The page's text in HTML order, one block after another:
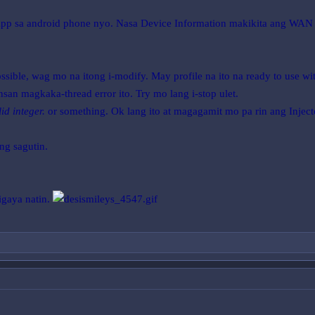
sa android phone nyo. Nasa Device Information makikita ang
wag mo na itong i-modify. May profile na ito na ready to use
magkaka-thread error ito. Try mo lang i-stop ulet.
integer. or something. Ok lang ito at magagamit mo pa rin ang
sagutin.
natin.